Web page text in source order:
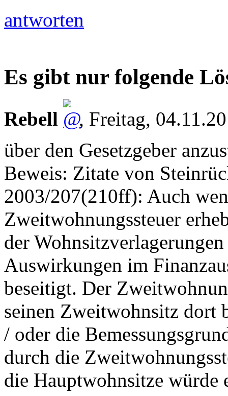
antworten
Es gibt nur folgende
Rebell , Freitag,
über den Gesetzgeber
Beweis: Zitate von
2003/207(210ff): Auch
Zweitwohnungssteuer
der
Auswirkungen im
beseitigt. Der
seinen Zweitwohnsitz dort
/ oder die
durch die
die Hauptwohnsitze würde